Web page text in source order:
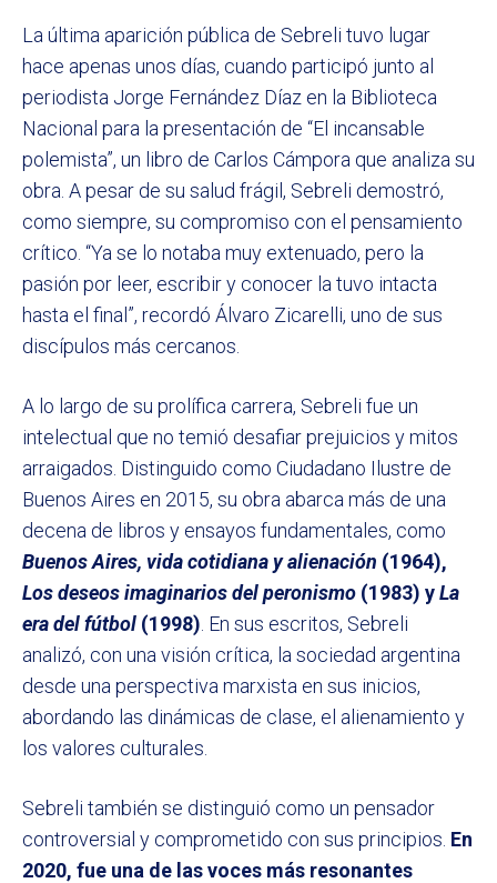
La última aparición pública de Sebreli tuvo lugar
hace apenas unos días, cuando participó junto al
periodista Jorge Fernández Díaz en la Biblioteca
Nacional para la presentación de “El incansable
polemista”, un libro de Carlos Cámpora que analiza su
obra. A pesar de su salud frágil, Sebreli demostró,
como siempre, su compromiso con el pensamiento
crítico. “Ya se lo notaba muy extenuado, pero la
pasión por leer, escribir y conocer la tuvo intacta
hasta el final”, recordó Álvaro Zicarelli, uno de sus
discípulos más cercanos.
A lo largo de su prolífica carrera, Sebreli fue un
intelectual que no temió desafiar prejuicios y mitos
arraigados. Distinguido como Ciudadano Ilustre de
Buenos Aires en 2015, su obra abarca más de una
decena de libros y ensayos fundamentales, como
Buenos Aires, vida cotidiana y alienación (1964),
Los deseos imaginarios del peronismo (1983) yLa
era del fútbol (1998) . En sus escritos, Sebreli
analizó, con una visión crítica, la sociedad argentina
desde una perspectiva marxista en sus inicios,
abordando las dinámicas de clase, el alienamiento y
los valores culturales.
Sebreli también se distinguió como un pensador
controversial y comprometido con sus principios. En
2020, fue una de las voces más resonantes